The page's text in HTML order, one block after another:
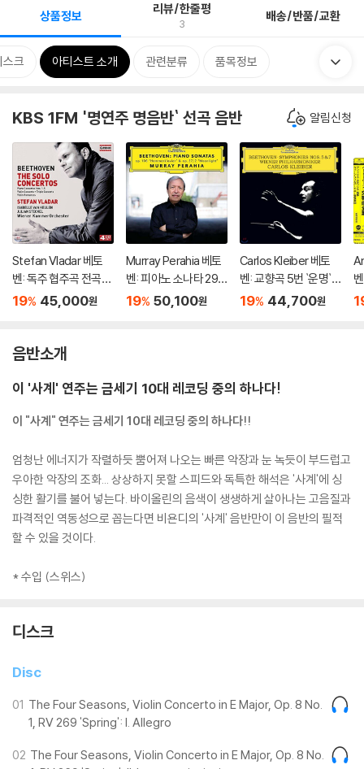
상품정보 리뷰/한줄평
3 배송/반품/교환
스크 아티스트 소개 관련분류 품목정보
KBS 1FM '명연주 명음반` 선곡 음반 알림신청
Stefan Vladar 베토
벤: 독주 협주곡 전곡집
(Beethoven:The So
스트라
19% 45,000원
Murray Perahia 베토
벤: 피아노 소나타 29
번 '함머클라비어', 14
t')
19% 50,100원
Carlos Kleiber 베토
벤: 교향곡 5번 `운명`,
7번 - 카를로스 클라이
19% 44,700원
음반소개
이 '사계' 연주는 금세기 10대 레코딩 중의 하나다!
이 "사계" 연주는 금세기 10대 레코딩 중의 하나다!!
엄청난 에너지가 작렬하듯 뿜어져 나오는 빠른 악장과 눈 녹듯이 부드럽고
우아한 악장의 조화... 상상하지 못할 스피드와 독특한 해석은 '사계'에 싱
싱한 활기를 불어 넣는다. 바이올린의 음색이 생생하게 살아나는 고음질과
파격적인 역동성으로 꼽는다면 비욘디의 '사계' 음반만이 이 음반의 필적
할 수 있을 것이다.
* 수입 (스위스)
디스크
Disc
01 The Four Seasons, Violin Concerto in E Major, Op. 8 No.
1, RV 269 'Spring': I. Allegro
02 The Four Seasons, Violin Concerto in E Major, Op. 8 No.